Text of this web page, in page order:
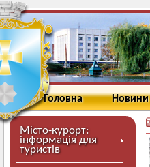
Головна Новини
Місто-курорт:
інформація для
туристів